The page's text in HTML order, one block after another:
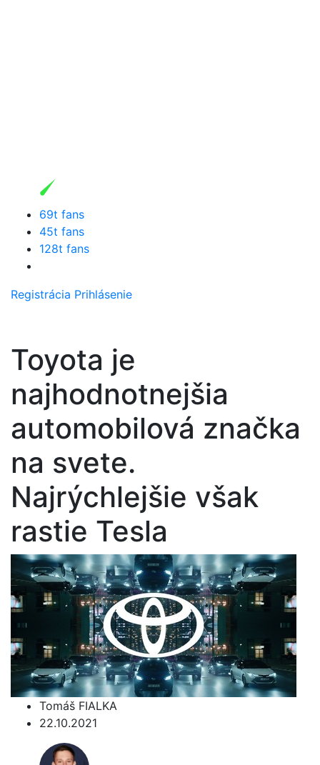
69t fans
45t fans
128t fans
Registrácia Prihlásenie
Toyota je
najhodnotnejšia
automobilová značka
na svete.
Najrýchlejšie však
rastie Tesla
Tomáš FIALKA
22.10.2021